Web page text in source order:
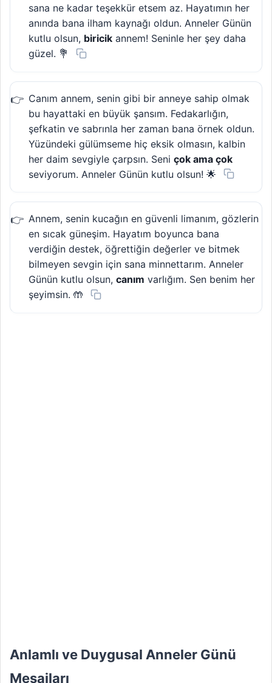
sana ne kadar teşekkür etsem az. Hayatımın her
anında bana ilham kaynağı oldun. Anneler Günün
kutlu olsun, biricik annem! Seninle her şey daha
güzel. 💐
Canım annem, senin gibi bir anneye sahip olmak
bu hayattaki en büyük şansım. Fedakarlığın,
şefkatin ve sabrınla her zaman bana örnek oldun.
Yüzündeki gülümseme hiç eksik olmasın, kalbin
her daim sevgiyle çarpsın. Seni çok ama çok
seviyorum. Anneler Günün kutlu olsun! 🌟
Annem, senin kucağın en güvenli limanım, gözlerin
en sıcak güneşim. Hayatım boyunca bana
verdiğin destek, öğrettiğin değerler ve bitmek
bilmeyen sevgin için sana minnettarım. Anneler
Günün kutlu olsun, canım varlığım. Sen benim her
şeyimsin. 🤲
Anlamlı ve Duygusal Anneler Günü
Mesajları